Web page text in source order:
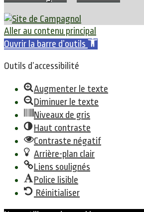
Aller au contenu principal
Ouvrir la barre d’outils
Outils d’accessibilité
Augmenter le texte
Diminuer le texte
Niveaux de gris
Haut contraste
Contraste négatif
Arrière-plan clair
Liens soulignés
Police lisible
Réinitialiser